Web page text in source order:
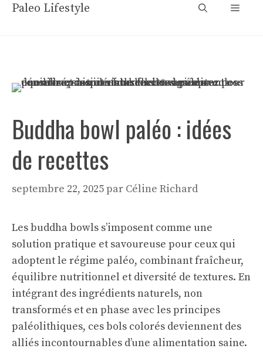
AllerPaleo Lifestyle Menu
Buddha bowl paléo : idées
de recettes
septembre 22, 2025par Céline Richard
Les buddha bowls s’imposent comme une
solution pratique et savoureuse pour ceux qui
adoptent le régime paléo, combinant fraîcheur,
équilibre nutritionnel et diversité de textures. En
intégrant des ingrédients naturels, non
transformés et en phase avec les principes
paléolithiques, ces bols colorés deviennent des
alliés incontournables d’une alimentation saine.